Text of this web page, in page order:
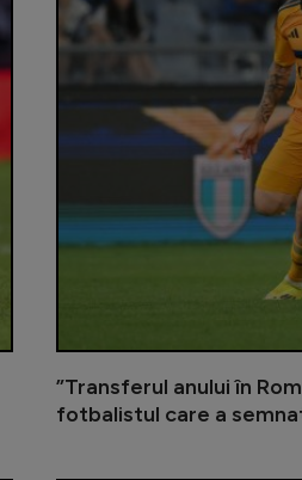
”Transferul anului în
fotbalistul care a